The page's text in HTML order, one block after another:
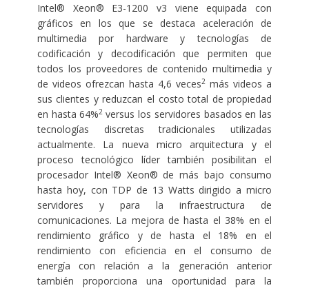
Intel® Xeon® E3-1200 v3 viene equipada con
gráficos en los que se destaca aceleración de
multimedia por hardware y tecnologías de
codificación y decodificación que permiten que
todos los proveedores de contenido multimedia y
de videos ofrezcan hasta 4,6 veces2 más videos a
sus clientes y reduzcan el costo total de propiedad
en hasta 64%2versus los servidores basados en las
tecnologías discretas tradicionales utilizadas
actualmente. La nueva micro arquitectura y el
proceso tecnológico líder también posibilitan el
procesador Intel® Xeon® de más bajo consumo
hasta hoy, con TDP de 13 Watts dirigido a micro
servidores y para la infraestructura de
comunicaciones. La mejora de hasta el 38% en el
rendimiento gráfico y de hasta el 18% en el
rendimiento con eficiencia en el consumo de
energía con relación a la generación anterior
también proporciona una oportunidad para la